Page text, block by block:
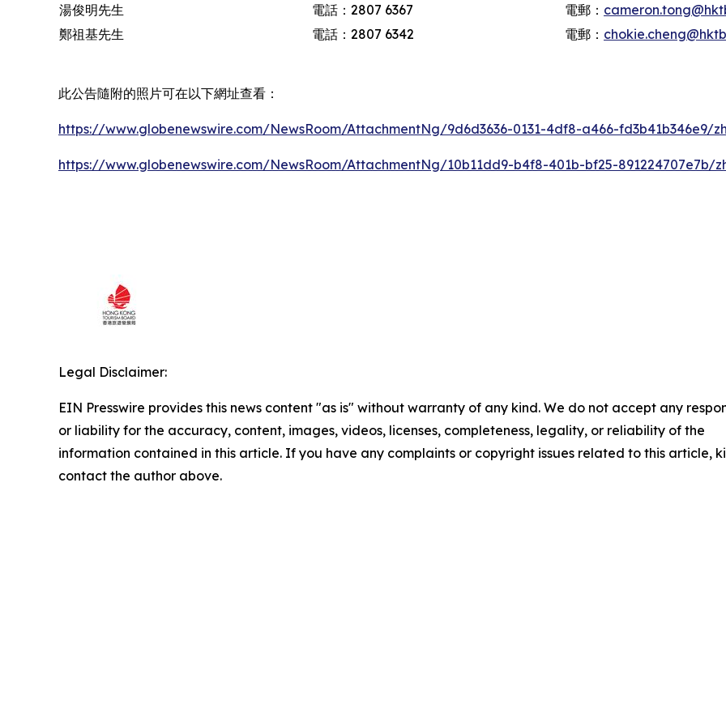
湯俊明先生 電話：2807 6367 電郵：
鄭祖基先生
電話：2807 6342 電郵：
此公告隨附的照片可在以下網址查看：
https://www.globenewswire.com/NewsRoom/AttachmentNg/9d6d3636-0131-4df8-a466-fd3b41b346e9/
https://www.globenewswire.com/NewsRoom/AttachmentNg/10b11dd9-b4f8-401b-bf25-891224707e7b/
Legal Disclaimer:
EIN Presswire provides this news content "as is" without warranty of any kind. We do not accept any
or liability for the accuracy, content, images, videos, licenses, completeness, legality, or reliability of the
information contained in this article. If you have any complaints or copyright issues related to this article,
contact the author above.